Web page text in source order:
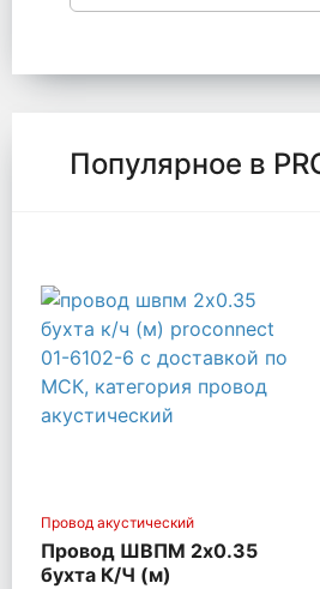
Популярное в
Провод акустический
Провод ШВПМ 2х0.35
бухта К/Ч (м)